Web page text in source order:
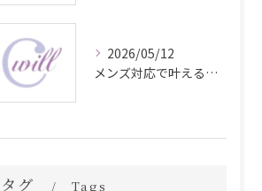
2026/05/12
メンズ対応で叶える自然な眉毛タトゥーの魅力
タグ Tags